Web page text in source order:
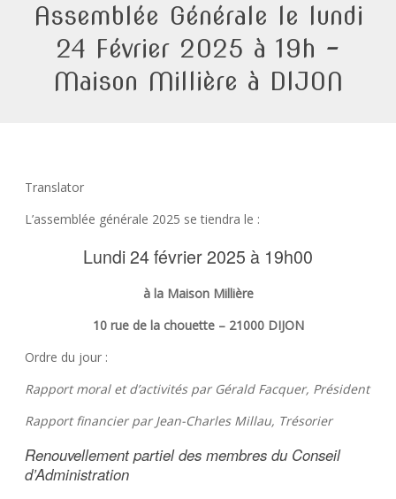
Assemblée Générale le lundi
24 Février 2025 à 19h –
Maison Millière à DIJON
Translator
L’assemblée générale 2025 se tiendra le :
Lundi 24 février 2025 à 19h00
à la Maison Millière
10 rue de la chouette – 21000 DIJON
Ordre du jour :
Rapport moral et d’activités par Gérald Facquer, Président
Rapport financier par Jean-Charles Millau, Trésorier
Renouvellement partiel des membres du Conseil
d’Administration